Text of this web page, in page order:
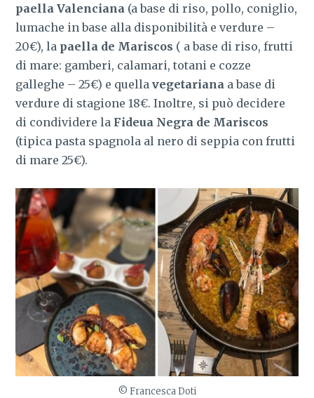
paella Valenciana (a base di riso, pollo, coniglio,
lumache in base alla disponibilità e verdure –
20€), la paella de Mariscos ( a base di riso, frutti
di mare: gamberi, calamari, totani e cozze
galleghe – 25€) e quellavegetariana a base di
verdure di stagione 18€. Inoltre, si può decidere
di condividere la Fideua Negra de Mariscos
(tipica pasta spagnola al nero di seppia con frutti
di mare 25€).
© Francesca Doti